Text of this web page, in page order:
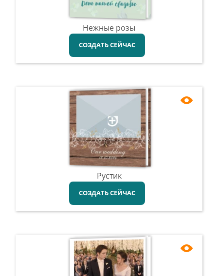
Нежные розы
СОЗДАТЬ СЕЙЧАС
Рустик
СОЗДАТЬ СЕЙЧАС